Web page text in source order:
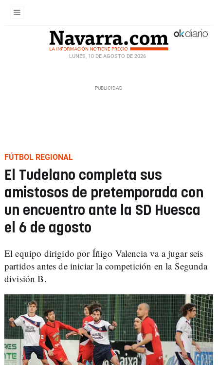
LUNES, 10 DE AGOSTO DE 2026
FÚTBOL REGIONAL
El Tudelano completa sus
amistosos de pretemporada con
un encuentro ante la SD Huesca
el 6 de agosto
El equipo dirigido por Íñigo Valencia va a jugar seis
partidos antes de iniciar la competición en la Segunda
división B.